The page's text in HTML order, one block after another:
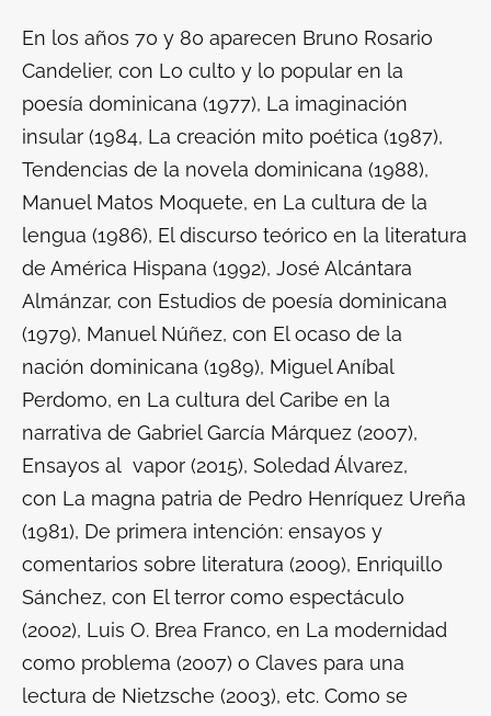
En los años 70 y 80 aparecen Bruno Rosario
Candelier, con Lo culto y lo popular en la
poesía dominicana (1977), La imaginación
insular (1984, La creación mito poética (1987),
Tendencias de la novela dominicana (1988),
Manuel Matos Moquete, en La cultura de la
lengua (1986), El discurso teórico en la literatura
de América Hispana (1992), José Alcántara
Almánzar, con Estudios de poesía dominicana
(1979), Manuel Núñez, con El ocaso de la
nación dominicana (1989), Miguel Aníbal
Perdomo, en La cultura del Caribe en la
narrativa de Gabriel García Márquez (2007),
Ensayos al vapor (2015), Soledad Álvarez,
con La magna patria de Pedro Henríquez Ureña
(1981), De primera intención: ensayos y
comentarios sobre literatura (2009), Enriquillo
Sánchez, con El terror como espectáculo
(2002), Luis O. Brea Franco, en La modernidad
como problema (2007) o Claves para una
lectura de Nietzsche (2003), etc. Como se